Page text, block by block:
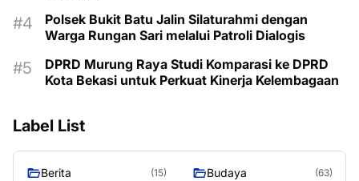
Polsek Bukit Batu Jalin Silaturahmi dengan
Warga Rungan Sari melalui Patroli Dialogis
DPRD Murung Raya Studi Komparasi ke DPRD
Kota Bekasi untuk Perkuat Kinerja Kelembagaan
Label List
Berita (15) Budaya (63)